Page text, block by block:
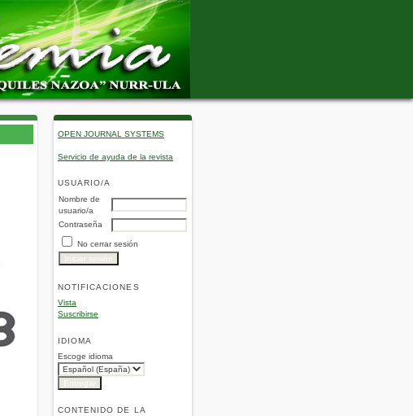
OPEN JOURNAL SYSTEMS
Servicio de ayuda de la revista
USUARIO/A
Nombre de
usuario/a
Contraseña
No cerrar sesión
NOTIFICACIONES
Vista
Suscribirse
IDIOMA
Escoge idioma
CONTENIDO DE LA